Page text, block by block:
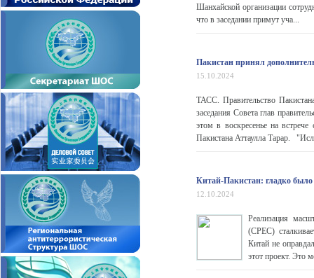
Шанхайской организации
что в заседании примут уча...
Пакистан принял
15.10.2024
ТАСС. Правительство
заседания Совета глав
этом в воскресенье на
Пакистана Аттаулла Тарар.
Китай-Пакистан: гладко
12.10.2024
Реализация
(CPEC)
Китай не
этот проект. Это